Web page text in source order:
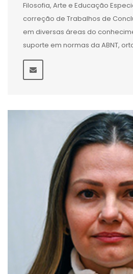
Filosofia, Arte e Educação
correção de Trabalhos de
em diversas áreas do
suporte em normas da ABNT,